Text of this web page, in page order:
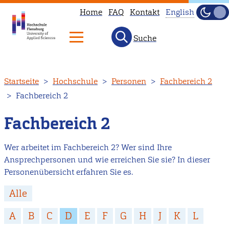
zum
Inhalt
Home FAQ Kontakt
not
to
page
English
Hell
Suche
Startseite Hochschule Personen
Fachbereich 2
Fachbereich 2
Fachbereich 2
Wer arbeitet im Fachbereich 2? Wer sind Ihre
Ansprechpersonen und wie erreichen Sie sie? In dieser
Personenübersicht erfahren Sie es.
Alle
A
B C D E F G H J K
L